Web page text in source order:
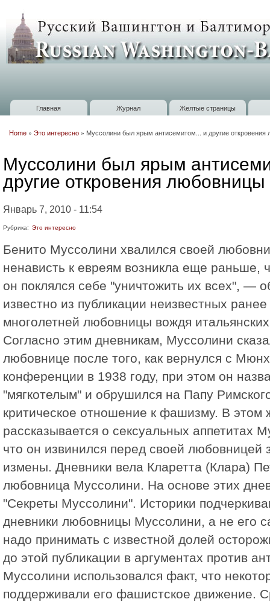
Russian
Washington
Baltimore
Главное меню
Главная Журнал Желтые страницы
Home » Это интересно » Муссолини был ярым антисемитом... и другие откровения
Муссолини был ярым
другие откровения любовницы
Январь 7, 2010 - 11:54
Рубрика: Это интересно
Бенито Муссолини хвалился своей
ненависть к евреям возникла еще раньше,
он поклялся себе "уничтожить их всех", —
известно из публикации неизвестных
многолетней любовницы вождя
Согласно этим дневникам, Муссолини
любовнице после того, как вернулся с
конференции в 1938 году, при этом он
"мягкотелым" и обрушился на Папу
критическое отношение к фашизму. В этом
рассказывается о сексуальных аппетитах
что он извинился перед своей любовницей
измены. Дневники вела Кларетта (Клара)
любовница Муссолини. На основе этих
"Секреты Муссолини". Историки
дневники любовницы Муссолини, а не его
надо принимать с известной долей
до этой публикации в аргументах против
Муссолини использовался факт, что
поддерживали его фашистское движение.